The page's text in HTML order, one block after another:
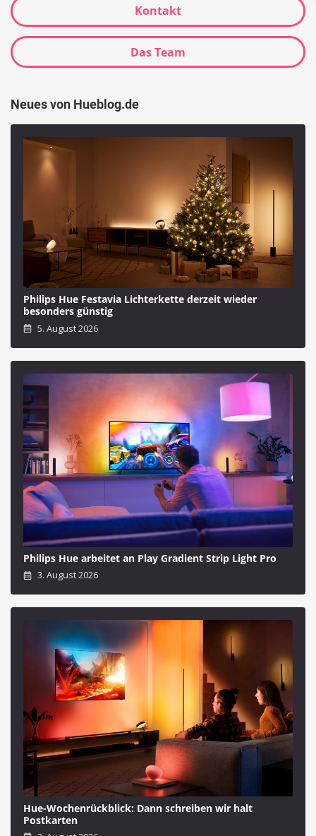
Kontakt
Das Team
Neues von Hueblog.de
Philips Hue Festavia Lichterkette derzeit wieder
besonders günstig
5. August 2026
Philips Hue arbeitet an Play Gradient Strip Light Pro
3. August 2026
Hue-Wochenrückblick: Dann schreiben wir halt
Postkarten